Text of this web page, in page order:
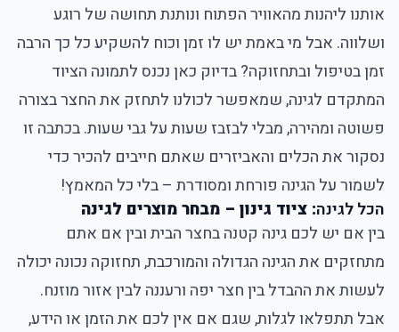
אותנו ליהנות מהאוויר הפתוח ונותנת תחושה של רוגע
ושלווה. אבל מי באמת יש לו זמן וכוח להשקיע כל כך הרבה
זמן בטיפול ובתחזוקה? בדיוק כאן נכנס לתמונה הציוד
המתקדם לגינה, שמאפשר לכולנו לתחזק את החצר בצורה
פשוטה ומהירה, מבלי לבזבז שעות על גבי שעות. בכתבה זו
נסקור את הכלים והאביזרים שאתם חייבים להכיר כדי
לשמור על הגינה פורחת ומסודרת – בלי כל המאמץ!
הכל לגינה: ציוד גינון – מבחר מוצרים לגינה
בין אם יש לכם גינה קטנה בחצר הבית ובין אם אתם
מתחזקים את הגינה הגדולה והמורכבת, תחזוקה נכונה יכולה
לעשות את ההבדל בין חצר יפה ורעננה לבין אזור מוזנח.
אבל תתפלאו לגלות, שגם אם אין לכם את הזמן או הידע,